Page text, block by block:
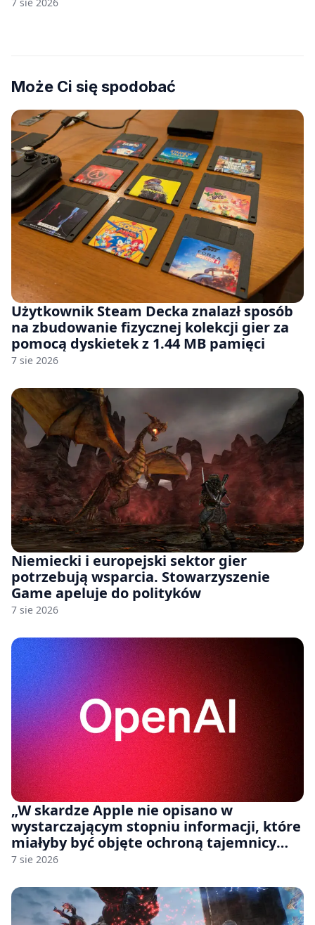
Może Ci się spodobać
Użytkownik Steam Decka znalazł sposób
na zbudowanie fizycznej kolekcji gier za
pomocą dyskietek z 1.44 MB pamięci
7 sie 2026
Niemiecki i europejski sektor gier
potrzebują wsparcia. Stowarzyszenie
Game apeluje do polityków
7 sie 2026
„W skardze Apple nie opisano w
wystarczającym stopniu informacji, które
miałyby być objęte ochroną tajemnicy
handlowej”. OpenAI żąda odrzucenia
7 sie 2026